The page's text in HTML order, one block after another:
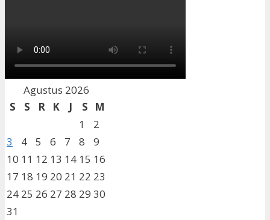
Agustus 2026
S
S R K J S
M
1
2
3
4 5 6 7 8
9
10 11 12 13 14 15 16
17 18 19 20 21 22 23
24 25 26 27 28 29 30
31